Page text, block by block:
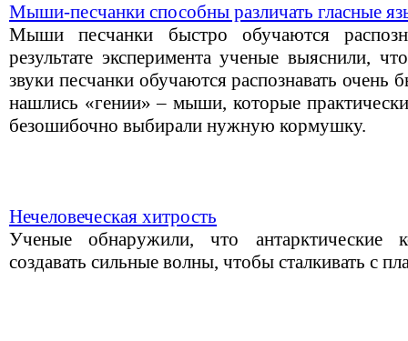
Мыши-песчанки способны различать гласные
Мыши песчанки быстро обучаются
результате эксперимента ученые выяснили,
звуки песчанки обучаются распознавать очень
нашлись «гении» – мыши, которые
безошибочно выбирали нужную кормушку.
Нечеловеческая хитрость
Ученые обнаружили, что антарктические
создавать сильные волны, чтобы сталкивать с